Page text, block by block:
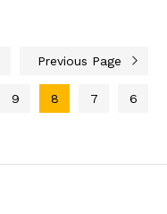
Previous Page
6
7
8
9